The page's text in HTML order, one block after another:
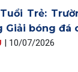
Trẻ:
Giải bóng đá
| 10/07/2026